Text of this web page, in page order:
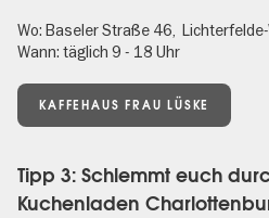
Wo: Baseler Straße 46,
Wann: täglich 9 - 18 Uhr
KAFFEHAUS FRAU LÜSKE
Tipp 3: Schlemmt euch
Kuchenladen